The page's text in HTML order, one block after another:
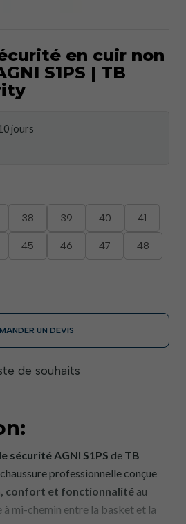
en cuir non
S1PS | TB
jours
38 39 40 41
45 46 47 48
UN DEVIS
de souhaits
sécurité AGNI S1PS de TB
professionnelle conçue
confort et fonctionnalité au
à mi-chemin entre la basket et la